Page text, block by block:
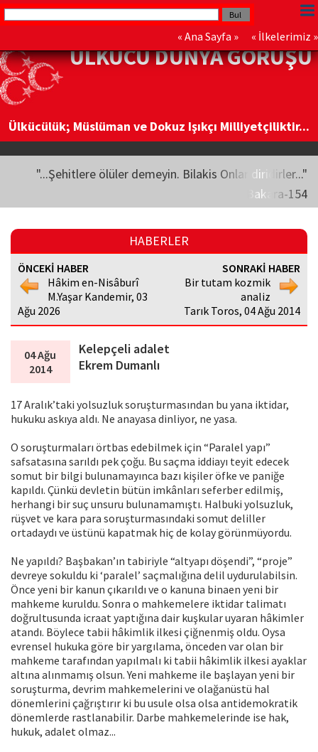
« Ana Sayfa » « İlkelerimiz »
ÜLKÜCÜ DÜNYA GÖRÜŞÜ
Ülkücülük; Müslüman ve Dokuz Işıkçı Milliyetçiliktir...
"...Şehitlere ölüler demeyin. Bilakis Onlar diridirler..."
Bakara-154
HABERLER
ÖNCEKİ HABER
Hâkim en-Nisâburî
M.Yaşar Kandemir, 03
Ağu 2026
SONRAKİ HABER
Bir tutam kozmik
analiz
Tarık Toros, 04 Ağu 2014
04 Ağu
2014
Kelepçeli adalet
Ekrem Dumanlı
17 Aralık’taki yolsuzluk soruşturmasından bu yana iktidar,
hukuku askıya aldı. Ne anayasa dinliyor, ne yasa.
O soruşturmaları örtbas edebilmek için “Paralel yapı”
safsatasına sarıldı pek çoğu. Bu saçma iddiayı teyit edecek
somut bir bilgi bulunamayınca bazı kişiler öfke ve paniğe
kapıldı. Çünkü devletin bütün imkânları seferber edilmiş,
herhangi bir suç unsuru bulunamamıştı. Halbuki yolsuzluk,
rüşvet ve kara para soruşturmasındaki somut deliller
ortadaydı ve üstünü kapatmak hiç de kolay görünmüyordu.
Ne yapıldı? Başbakan’ın tabiriyle “altyapı döşendi”, “proje”
devreye sokuldu ki ‘paralel’ saçmalığına delil uydurulabilsin.
Önce yeni bir kanun çıkarıldı ve o kanuna binaen yeni bir
mahkeme kuruldu. Sonra o mahkemelere iktidar talimatı
doğrultusunda icraat yaptığına dair kuşkular uyaran hâkimler
atandı. Böylece tabii hâkimlik ilkesi çiğnenmiş oldu. Oysa
evrensel hukuka göre bir yargılama, önceden var olan bir
mahkeme tarafından yapılmalı ki tabii hâkimlik ilkesi ayaklar
altına alınmamış olsun. Yeni mahkeme ile başlayan yeni bir
soruşturma, devrim mahkemelerini ve olağanüstü hal
dönemlerini çağrıştırır ki bu usule olsa olsa antidemokratik
dönemlerde rastlanabilir. Darbe mahkemelerinde ise hak,
hukuk, adalet olmaz...